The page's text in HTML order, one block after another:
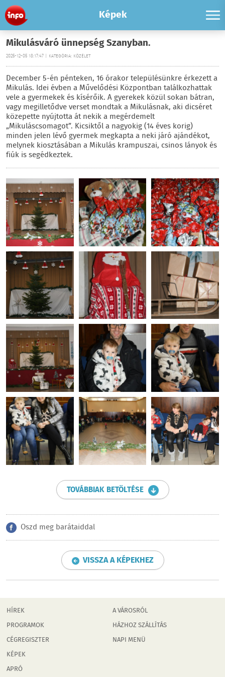
Képek
Mikulásváró ünnepség Szanyban.
2025-12-05 18:17:47 | KATEGÓRIA: KÖZÉLET
December 5-én pénteken, 16 órakor településünkre érkezett a
Mikulás. Idei évben a Művelődési Központban találkozhattak
vele a gyermekek és kísérőik. A gyerekek közül sokan bátran,
vagy megilletődve verset mondtak a Mikulásnak, aki dicséret
közepette nyújtotta át nekik a megérdemelt
„Mikuláscsomagot”. Kicsiktől a nagyokig (14 éves korig)
minden jelen lévő gyermek megkapta a neki járó ajándékot,
melynek kiosztásában a Mikulás krampuszai, csinos lányok és
fiúk is segédkeztek.
TOVÁBBIAK BETÖLTÉSE
Oszd meg barátaiddal
VISSZA A KÉPEKHEZ
HÍREK
PROGRAMOK
CÉGREGISZTER
KÉPEK
APRÓ
A VÁROSRÓL
HÁZHOZ SZÁLLÍTÁS
NAPI MENÜ